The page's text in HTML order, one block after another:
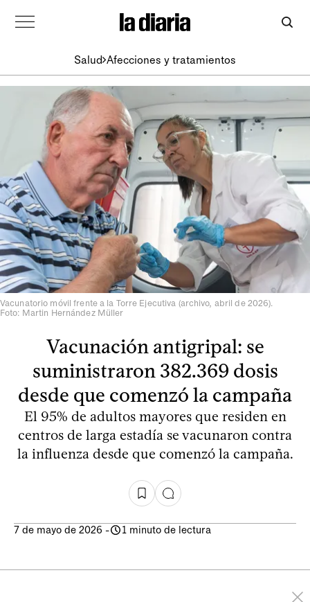
Salud Afecciones y tratamientos
Vacunatorio móvil frente a la Torre Ejecutiva (archivo, abril de 2026).
Foto: Martin Hernández Müller
Vacunación antigripal: se
suministraron 382.369 dosis
desde que comenzó la campaña
El 95% de adultos mayores que residen en
centros de larga estadía se vacunaron contra
la influenza desde que comenzó la campaña.
7 de mayo de 2026 - 1 minuto de lectura